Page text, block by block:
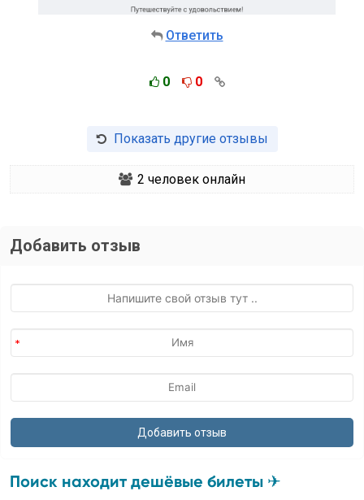
Ответить
0 0
Показать другие отзывы
2 человек онлайн
Добавить отзыв
Поиск находит дешёвые билеты ✈